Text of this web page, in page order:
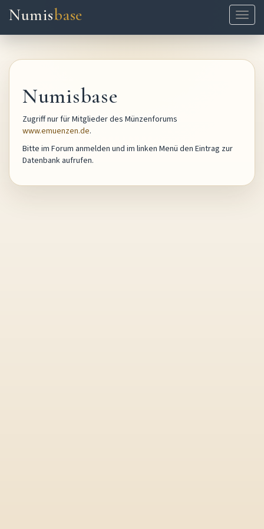
ein-/
Numisbase
Numisbase
Zugriff nur für Mitglieder des Münzenforums
www.emuenzen.de.
Bitte im Forum anmelden und im linken Menü den Eintrag zur
Datenbank aufrufen.